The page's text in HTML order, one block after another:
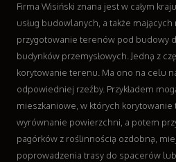
Art. Dla
Ogród,
Chemia
Art.
Materiały
Inne
Maszyny
Firma Wisiński znana jest w całym
usług budowlanych, a także
przygotowanie terenów pod budowy
budynków przemysłowych. Jedną z
korytowanie terenu. Ma ono na celu
odpowiedniej rzeźby. Przykładem
mieszkaniowe, w których
wyrównanie powierzchni, a potem
pagórków z roślinnością ozdobną,
poprowadzenia trasy do spacerów